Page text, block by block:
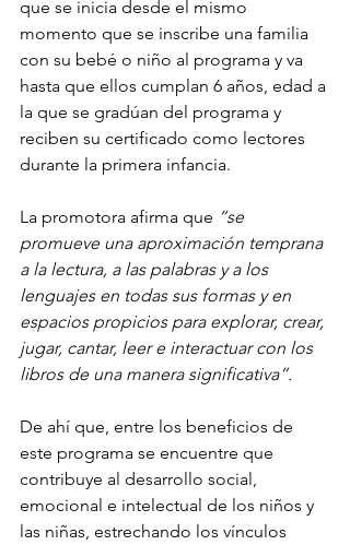
que se inicia desde el mismo
momento que se inscribe una familia
con su bebé o niño al programa y va
hasta que ellos cumplan 6 años, edad a
la que se gradúan del programa y
reciben su certificado como lectores
durante la primera infancia.
La promotora afirma que “se
promueve una aproximación temprana
a la lectura, a las palabras y a los
lenguajes en todas sus formas y en
espacios propicios para explorar, crear,
jugar, cantar, leer e interactuar con los
libros de una manera significativa”.
De ahí que, entre los beneficios de
este programa se encuentre que
contribuye al desarrollo social,
emocional e intelectual de los niños y
las niñas, estrechando los vínculos